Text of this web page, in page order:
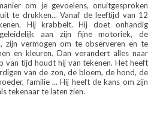
om je gevoelens, onuitgesproken
te drukken... Vanaf de leeftijd van 12
Hij krabbelt. Hij doet onhandig
aan zijn fijne motoriek, de
zijn vermogen om te observeren en te
en kleuren. Dan verandert alles naar
van tijd houdt hij van tekenen. Het heeft
van de zon, de bloem, de hond, de
familie ... Hij heeft de kans om zijn
tekenaar te laten zien.